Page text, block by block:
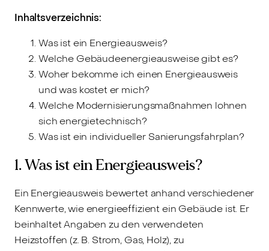
Inhaltsverzeichnis:
Was ist ein Energieausweis?
Welche Gebäudeenergieausweise gibt es?
Woher bekomme ich einen Energieausweis
und was kostet er mich?
Welche Modernisierungsmaßnahmen lohnen
sich energietechnisch?
Was ist ein individueller Sanierungsfahrplan?
1. Was ist ein Energieausweis?
Ein Energieausweis bewertet anhand verschiedener
Kennwerte, wie energieeffizient ein Gebäude ist. Er
beinhaltet Angaben zu den verwendeten
Heizstoffen (z. B. Strom, Gas, Holz), zu